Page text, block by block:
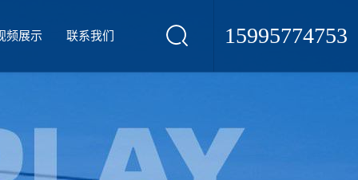
15995774753
频展示 联系我们